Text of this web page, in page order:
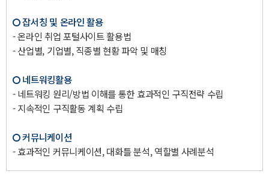
잡서칭 및 온라인 활용
- 온라인 취업 포털사이트 활용법
- 산업별, 기업별, 직종별 현황 파악 및 매칭
네트워킹활용
- 네트워킹 원리/방법 이해를 통한 효과적인 구직전략 수립
- 지속적인 구직활동 계획 수립
커뮤니케이션
- 효과적인 커뮤니케이션, 대화틀 분석, 역할별 사례분석